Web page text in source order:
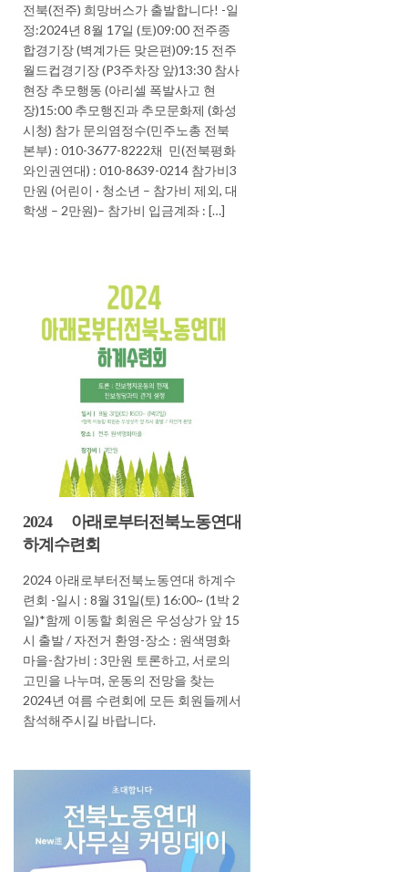
전북(전주) 희망버스가 출발합니다! -일
정:2024년 8월 17일 (토)09:00 전주종
합경기장 (벽계가든 맞은편)09:15 전주
월드컵경기장 (P3주차장 앞)13:30 참사
현장 추모행동 (아리셀 폭발사고 현
장)15:00 추모행진과 추모문화제 (화성
시청) 참가 문의염정수(민주노총 전북
본부) : 010-3677-8222채 민(전북평화
와인권연대) : 010-8639-0214 참가비3
만원 (어린이 · 청소년 – 참가비 제외, 대
학생 – 2만원)– 참가비 입금계좌 : […]
2024 아래로부터전북노동연대
하계수련회
2024 아래로부터전북노동연대 하계수
련회 -일시 : 8월 31일(토) 16:00~ (1박 2
일)*함께 이동할 회원은 우성상가 앞 15
시 출발 / 자전거 환영-장소 : 원색명화
마을-참가비 : 3만원 토론하고, 서로의
고민을 나누며, 운동의 전망을 찾는
2024년 여름 수련회에 모든 회원들께서
참석해주시길 바랍니다.